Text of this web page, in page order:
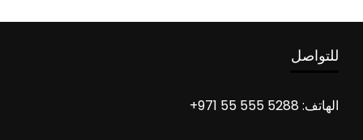
للتواصل
الهاتف: 5288 555 55 971+